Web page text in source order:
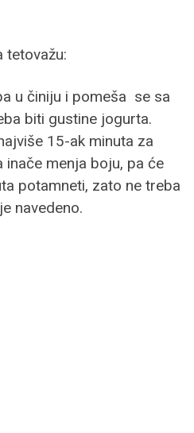
tetovažu:
u činiju i pomeša se sa
biti gustine jogurta.
15-ak minuta za
inače menja boju, pa će
potamneti, zato ne treba
navedeno.